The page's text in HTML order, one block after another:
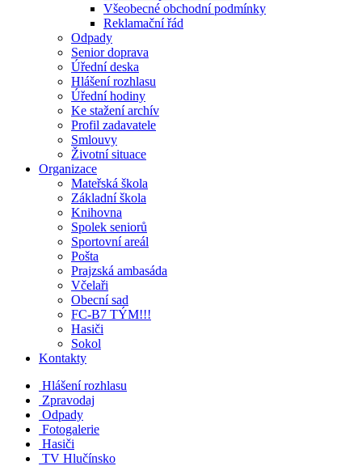
Všeobecné obchodní podmínky
Reklamační řád
Odpady
Senior doprava
Úřední deska
Hlášení rozhlasu
Úřední hodiny
Ke stažení archív
Profil zadavatele
Smlouvy
Životní situace
Organizace
Mateřská škola
Základní škola
Knihovna
Spolek seniorů
Sportovní areál
Pošta
Prajzská ambasáda
Včelaři
Obecní sad
FC-B7 TÝM!!!
Hasiči
Sokol
Kontakty
Hlášení rozhlasu
Zpravodaj
Odpady
Fotogalerie
Hasiči
TV Hlučínsko